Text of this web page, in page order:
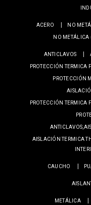
ACERO NO
NO METÁLICA
ANTICLAVOS
PROTECCIÓN TERMICA
PROTECCIÓN
PROTECCIÓN TERMICA
AISLACIÓN TERMICA
CAUCHO
METÁLICA